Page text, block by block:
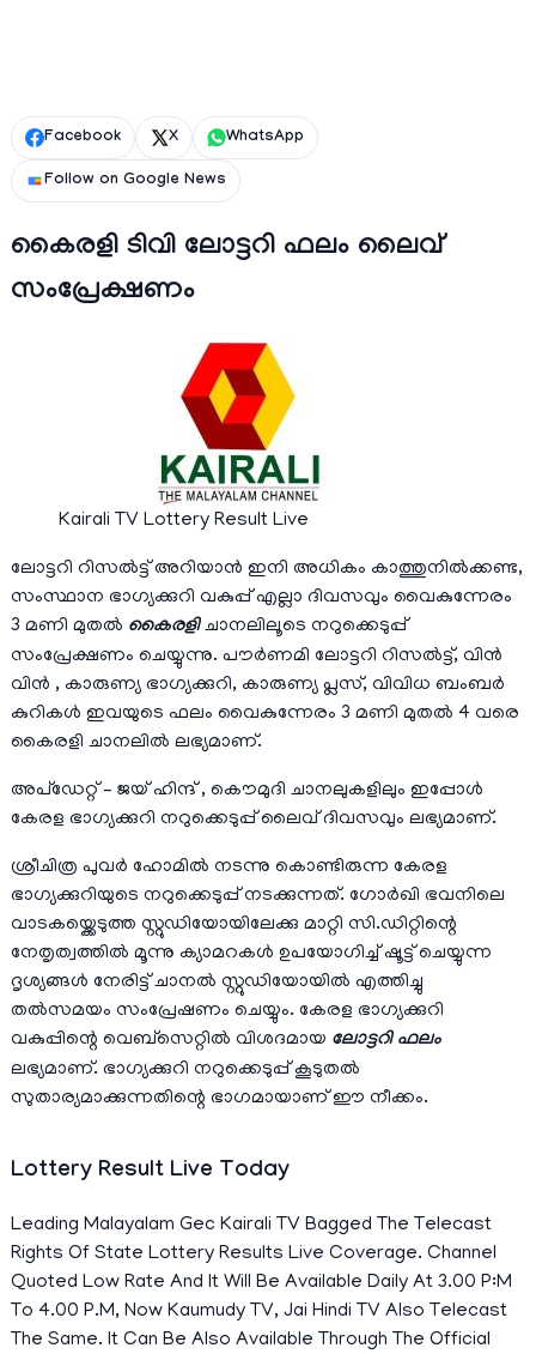
Facebook X WhatsApp
Follow on Google News
കൈരളി ടിവി ലോട്ടറി ഫലം ലൈവ്
സംപ്രേക്ഷണം
Kairali TV Lottery Result Live
ലോട്ടറി റിസൽട്ട് അറിയാന്‍ ഇനി അധികം കാത്തുനില്‍ക്കണ്ട,
സംസ്ഥാന ഭാഗ്യക്കുറി വകുപ്പ് എല്ലാ ദിവസവും വൈകുന്നേരം
3 മണി മുതല്‍ കൈരളിചാനലിലൂടെ നറുക്കെടുപ്പ്
സംപ്രേക്ഷണം ചെയ്യുന്നു. പൗർണമി ലോട്ടറി റിസൽട്ട്, വിൻ
വിൻ , കാരുണ്യ ഭാഗ്യക്കുറി, കാരുണ്യ പ്ലസ്, വിവിധ ബംബര്‍
കുറികള്‍ ഇവയുടെ ഫലം വൈകുന്നേരം 3 മണി മുതല്‍ 4 വരെ
കൈരളി ചാനലില്‍ ലഭ്യമാണ്.
അപ്ഡേറ്റ് – ജയ് ഹിന്ദ്‌ , കൌമുദി ചാനലുകളിലും ഇപ്പോള്‍
കേരള ഭാഗ്യക്കുറി നറുക്കെടുപ്പ് ലൈവ് ദിവസവും ലഭ്യമാണ്.
ശ്രീചിത്ര പുവർ ഹോമില്‍ നടന്നു കൊണ്ടിരുന്ന കേരള
ഭാഗ്യക്കുറിയുടെ നറുക്കെടുപ്പ് നടക്കുന്നത്. ഗോർഖി ഭവനിലെ
വാടകയ്ക്കെടുത്ത സ്റ്റുഡിയോയിലേക്കു മാറ്റി സി.ഡിറ്റിന്റെ
നേതൃത്വത്തില്‍ മൂന്നു ക്യാമറകൾ ഉപയോഗിച്ച് ഷൂട്ട് ചെയ്യുന്ന
ദൃശ്യങ്ങൾ നേരിട്ട് ചാനൽ സ്റ്റുഡിയോയിൽ എത്തിച്ചു
തൽസമയം സംപ്രേഷണം ചെയ്യും. കേരള ഭാഗ്യക്കുറി
വകുപ്പിന്റെ വെബ്സെറ്റില്‍ വിശദമായ ലോട്ടറി ഫലം
ലഭ്യമാണ്. ഭാഗ്യക്കുറി നറുക്കെടുപ്പ് കൂടുതല്‍
സുതാര്യമാക്കുന്നതിന്റെ ഭാഗമായാണ് ഈ നീക്കം.
Lottery Result Live Today
Leading Malayalam Gec Kairali TV Bagged The Telecast
Rights Of State Lottery Results Live Coverage. Channel
Quoted Low Rate And It Will Be Available Daily At 3.00 P:M
To 4.00 P.M, Now Kaumudy TV, Jai Hindi TV Also Telecast
The Same. It Can Be Also Available Through The Official